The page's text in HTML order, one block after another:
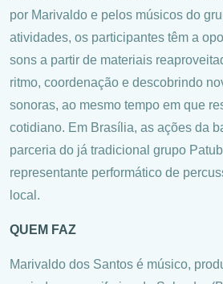
por Marivaldo e pelos músicos do
atividades, os participantes têm a
sons a partir de materiais
ritmo, coordenação e descobrindo
sonoras, ao mesmo tempo em que
cotidiano. Em Brasília, as ações da
parceria do já tradicional grupo
representante performático de
local.
QUEM FAZ
Marivaldo dos Santos é músico,